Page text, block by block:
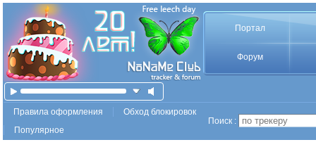
Портал
Форум
Правила оформления
Обход блокировок
Популярное
Поиск :